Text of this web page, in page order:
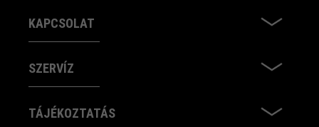
KAPCSOLAT
SZERVÍZ
TÁJÉKOZTATÁS